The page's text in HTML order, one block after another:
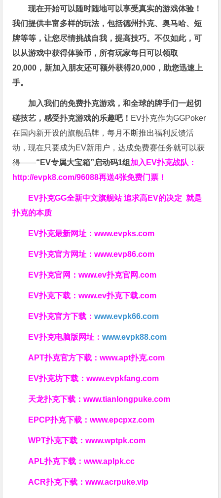
现在开始可以随时随地可以享受真实的游戏体验！
我们提供丰富多样的玩法，包括德州扑克、奥马哈、短
牌等等，让您尽情挑战自我，提高技巧。不仅如此， 可
以从游戏中获得体验币，所有玩家每日可以领取
20,000，新加入朋友还可额外获得20,000，助您迅速上
手。
加入我们的免费扑克游戏，和全球的牌手们一起切
磋技艺，感受扑克游戏的乐趣吧！ EV扑克作为GGPoker
在国内新开设的旗舰品牌，每月不断推出福利反馈活
动，现在只要成为EV新用户，达成免费赛任务就可以获
得——“EV专属大宝箱”启动码1组加入EV扑克战队：
http://evpk8.com/96088再送4张免费门票！
EV扑克GG全新中文旗舰站追求高EV的决定就是
扑克的本质
EV扑克最新网址：www.evpks.com
EV扑克官方网址：www.evp86.com
EV扑克官网：www.ev扑克官网.com
EV扑克下载：www.ev扑克下载.com
EV扑克官方下载：www.evpk66.com
EV扑克电脑版网址：www.evpk88.com
APT扑克官方下载：www.apt扑克.com
EV扑克坊下载：www.evpkfang.com
天龙扑克下载：www.tianlongpuke.com
EPCP扑克下载：www.epcpxz.com
WPT扑克下载：www.wptpk.com
APL扑克下载：www.aplpk.cc
ACR扑克下载：www.acrpuke.vip